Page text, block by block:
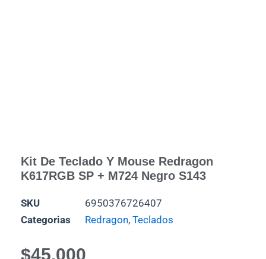
Kit De Teclado Y Mouse Redragon
K617RGB SP + M724 Negro S143
SKU
6950376726407
Categorias
Redragon, Teclados
$45.000